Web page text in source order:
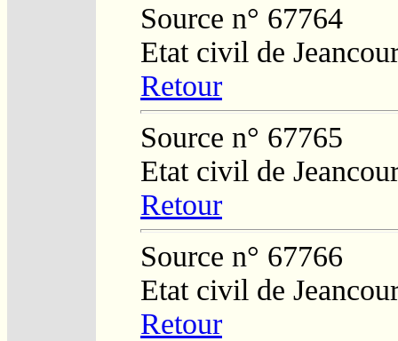
Source n° 67764
Etat civil de
Retour
Source n° 67765
Etat civil de
Retour
Source n° 67766
Etat civil de
Retour